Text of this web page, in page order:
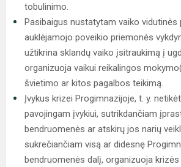
tobulinimo.
Pasibaigus nustatytam vaiko vidutinės
auklėjamojo poveikio priemonės
užtikrina sklandų vaiko įsitraukimą į
organizuoja vaikui reikalingos
švietimo ar kitos pagalbos teikimą.
Įvykus krizei Progimnazijoje, t. y.
pavojingam įvykiui, sutrikdančiam
bendruomenės ar atskirų jos narių
sukrečiančiam visą ar didesnę
bendruomenės dalį, organizuoja